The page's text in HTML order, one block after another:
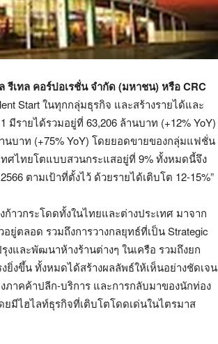
เทล คอร์ปอเรชั่น จำกัด (มหาชน)หรือCRC
Start ในทุกกลุ่มธุรกิจ และสร้างรายได้และ
มีรายได้รวมอยู่ที่ 63,206 ล้านบาท (+12% YoY)
นบาท (+75% YoY) โดยยอดขายของกลุ่มแฟชั่น
ศไทยโตแบบสวนกระแสอยู่ที่ 9% ทั้งหมดนี้จึง
ตามเป้าที่ตั้งไว้ ด้วยรายได้เติบโต 12-15%”
าวกระโดดทั้งในไทยและต่างประเทศ มาจาก
ตลอด รวมถึงการวางกลยุทธ์ที่เป็น Strategic
และพัฒนาห้างร้านต่างๆ ในเครือ รวมถึงยก
ยิ่งขึ้น ทั้งหมดได้สร้างผลลัพธ์ให้เห็นอย่างชัดเจน
าคค้าปลีก-บริการ และการกลับมาของนักท่อง
มีไฮไลท์ธุรกิจที่เติบโตโดดเด่นในไตรมาส